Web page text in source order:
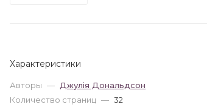
Характеристики
Авторы — Джулія Дональдсон
Количество страниц — 32